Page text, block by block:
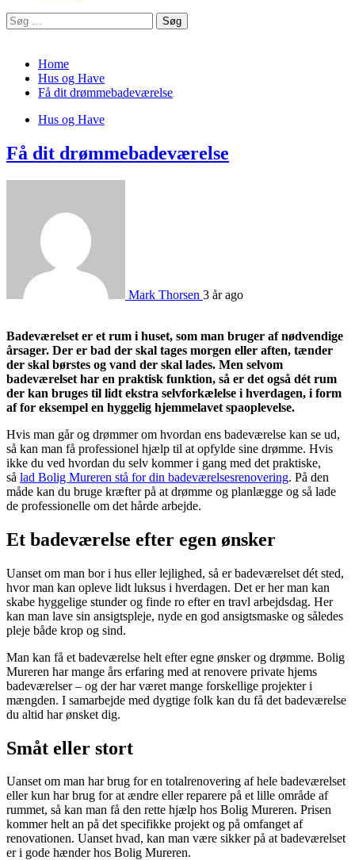
Søg
efter:
Home
Hus og Have
Få dit drømmebadeværelse
Hus og Have
Få dit drømmebadeværelse
Mark Thorsen 3 år ago
Badeværelset er et rum i huset, som man bruger af nødvendige
årsager. Der er bad der skal tages morgen eller aften, tænder
der skal børstes og vand der skal lades. Men selvom
badeværelset har en praktisk funktion, så er det også dét rum
der kan bruges til lidt ekstra selvforkælelse i hverdagen, i form
af for eksempel en hyggelig hjemmelavet spaoplevelse.
Hvis man går og drømmer om hvordan ens badeværelse kan se ud,
så kan man få professionel hjælp til at opfylde sine drømme. Hvis
ikke du ved hvordan du selv kommer i gang med det praktiske,
så lad Bolig Mureren stå for din badeværelsesrenovering. På den
måde kan du bruge kræfter på at drømme og planlægge og så lade
de professionelle om det hårde arbejde.
Et badeværelse efter egen ønsker
Uanset om man bor i hus eller lejlighed, så er badeværelset dét sted,
hvor man kan opleve lidt luksus i hverdagen. Det er her man kan
skabe hyggelige stunder og finde ro efter en travl arbejdsdag. Her
kan man lave sin ansigtspleje, nyde en god ansigtsmaske og således
pleje både krop og sind.
Man kan få et badeværelse helt efter egne ønsker og drømme. Bolig
Mureren har mange års erfaring med at renovere private hjems
badeværelser – og der har været mange forskellige projekter i
mængden. I samarbejde med dygtige folk kan du få det badeværelse
du altid har ønsket dig.
Småt eller stort
Uanset om man har brug for en totalrenovering af hele badeværelset
eller kun har brug for at ændre eller reparere på et lille område af
rummet, så kan man få den rette hjælp hos Bolig Mureren. Prisen
kommer helt an på det specifikke projekt og på omfanget af
renovationen. Uanset hvad, kan man være sikker på at badeværelset
er i gode hænder hos Bolig Mureren.